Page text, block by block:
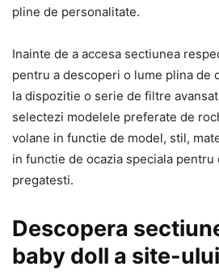
pline de personalitate.
Inainte de a accesa sectiunea
pentru a descoperi o lume plina de
la dispozitie o serie de filtre
selectezi modelele preferate de
volane in functie de model, stil,
in functie de ocazia speciala pentru
pregatesti.
Descopera
baby doll a site-